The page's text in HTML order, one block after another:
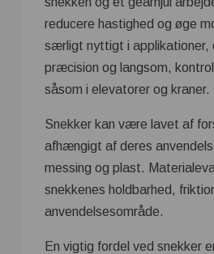
reducere hastighed og øge
særligt nyttigt i applikationer,
præcision og langsom,
såsom i elevatorer og kraner.
Snekker kan være lavet af
afhængigt af deres
messing og plast.
snekkenes holdbarhed,
anvendelsesområde.
En vigtig fordel ved snekker